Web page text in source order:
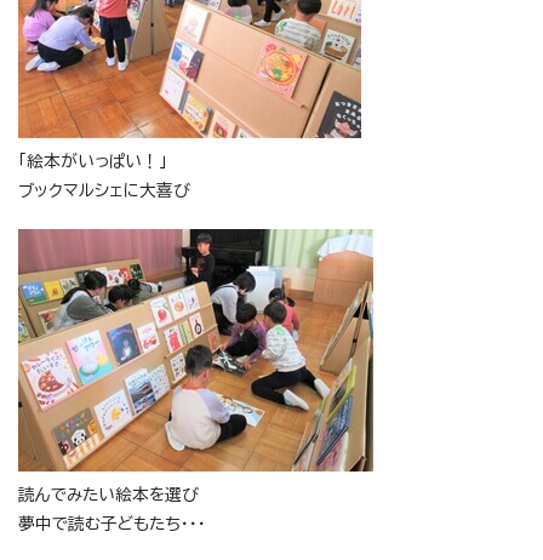
「絵本がいっぱい！」
ブックマルシェに大喜び
読んでみたい絵本を選び
夢中で読む子どもたち・・・